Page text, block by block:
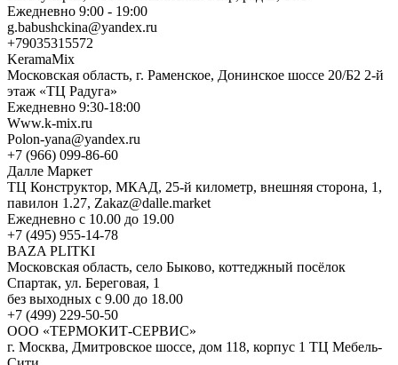
Ежедневно 9:00 - 19:00
g.babushckina@yandex.ru
+79035315572
KeramaMix
Московская область, г. Раменское, Донинское шоссе 20/Б2 2-й
этаж «ТЦ Радуга»
Ежедневно 9:30-18:00
Www.k-mix.ru
Polon-yana@yandex.ru
+7 (966) 099-86-60
Далле Маркет
ТЦ Конструктор, МКАД, 25-й километр, внешняя сторона, 1,
павилон 1.27, Zakaz@dalle.market
Ежедневно с 10.00 до 19.00
+7 (495) 955-14-78
BAZA PLITKI
Московская область, село Быково, коттеджный посёлок
Спартак, ул. Береговая, 1
без выходных с 9.00 до 18.00
+7 (499) 229-50-50
ООО «ТЕРМОКИТ-СЕРВИС»
г. Москва, Дмитровское шоссе, дом 118, корпус 1 ТЦ Мебель-